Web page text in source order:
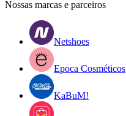
Nossas marcas e parceiros
Netshoes
Epoca Cosméticos
KaBuM!